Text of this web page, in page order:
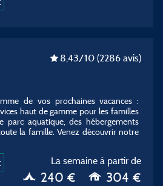
8,43/10 (2286 avis)
de vos prochaines vacances :
haut de gamme pour les familles
parc aquatique, des hébergements
la famille. Venez découvrir notre
La semaine à partir de
240 € 304 €